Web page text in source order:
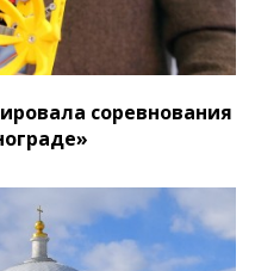
соревнования